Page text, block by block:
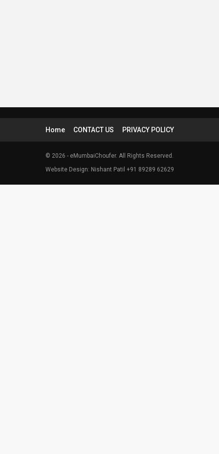
Home CONTACT US PRIVACY POLICY
© 2026 - eMumbaiChoufer. All Rights Reserved.
Website Design: Nishant Patil +91 89289 62629